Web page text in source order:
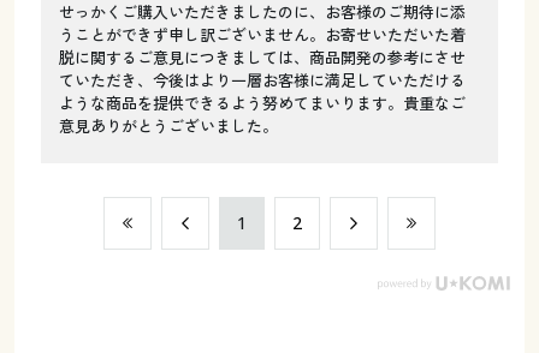
せっかくご購入いただきましたのに、お客様のご期待に添
うことができず申し訳ございません。お寄せいただいた着
脱に関するご意見につきましては、商品開発の参考にさせ
ていただき、今後はより一層お客様に満足していただける
ような商品を提供できるよう努めてまいります。貴重なご
意見ありがとうございました。
​1 ​2